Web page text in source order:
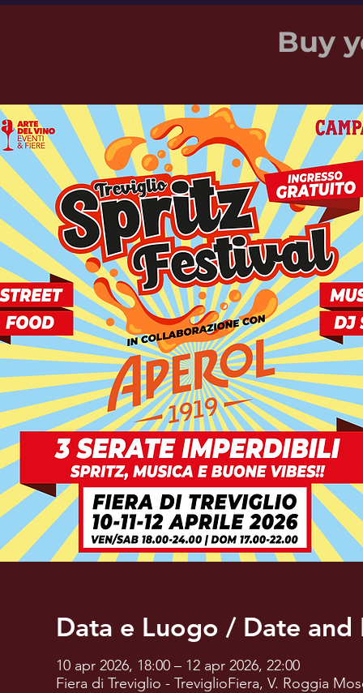
Buy
Data e Luogo / Date and
10 apr 2026, 18:00 – 12 apr 2026, 22:00
Fiera di Treviglio - TreviglioFiera, V. Roggia